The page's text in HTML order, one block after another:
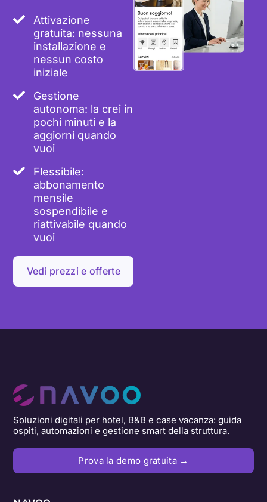
Attivazione
gratuita: nessuna
installazione e
nessun costo
iniziale
Gestione
autonoma: la crei in
pochi minuti e la
aggiorni quando
vuoi
Flessibile:
abbonamento
mensile
sospendibile e
riattivabile quando
vuoi
Vedi prezzi e offerte
Soluzioni digitali per hotel, B&B e case vacanza: guida
ospiti, automazioni e gestione smart della struttura.
Prova la demo gratuita →